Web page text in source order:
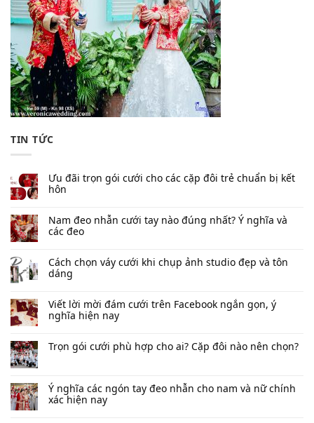
TIN TỨC
Ưu đãi trọn gói cưới cho các cặp đôi trẻ chuẩn bị kết
hôn
Nam đeo nhẫn cưới tay nào đúng nhất​? Ý nghĩa và
các đeo
Cách chọn váy cưới khi chụp ảnh studio đẹp và tôn
dáng
Viết lời mời đám cưới trên Facebook​ ngắn gọn, ý
nghĩa hiện nay
Trọn gói cưới phù hợp cho ai? Cặp đôi nào nên chọn?
Ý nghĩa các ngón tay đeo nhẫn cho nam và nữ chính
xác hiện nay